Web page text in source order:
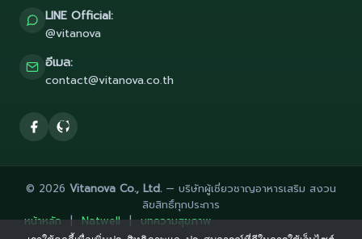
LINE Official:
@vitanova
อีเมล:
contact@vitanova.co.th
© 2026 Vitanova Co., Ltd.— บริษัทผู้เชี่ยวชาญอาหารเสริม สงวน
ลิขสิทธิ์ทุกประการ
หน้าหลัก | Natwell | บทความสุขภาพ